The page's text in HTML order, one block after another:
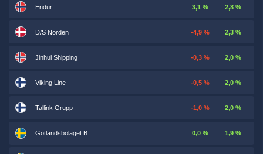
Endur 3,1 % 2,8 %
D/S Norden -4,9 % 2,3 %
Jinhui Shipping -0,3 % 2,0 %
Viking Line -0,5 % 2,0 %
Tallink Grupp -1,0 % 2,0 %
Gotlandsbolaget B 0,0 % 1,9 %